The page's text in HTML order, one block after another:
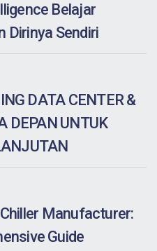
Belajar
Dirinya Sendiri
DATA CENTER &
DEPAN UNTUK
Manufacturer:
Guide